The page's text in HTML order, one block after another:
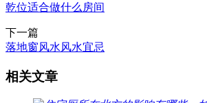
乾位适合做什么房间
下一篇
落地窗风水风水宜忌
相关文章